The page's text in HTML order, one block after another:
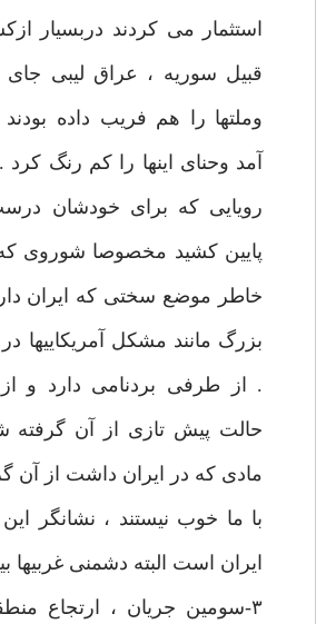
استثمار می کردند دربسیار
قبیل سوریه ، عراق لیبی جای
وملتها را هم فریب داده
آمد وحنای اینها را کم رنگ کرد
رویایی که برای خودشان
پایین کشید مخصوصا شوروی که
خاطر موضع سختی که ایران
بزرگ مانند مشکل آمریکاییها
. از طرفی بردنامی دارد و
حالت پیش تازی از آن گرفته
مادی که در ایران داشت از آن
با ما خوب نیستند ، نشانگر
ایران است البته دشمنی
۳-سومین جریان ، ارتجاع